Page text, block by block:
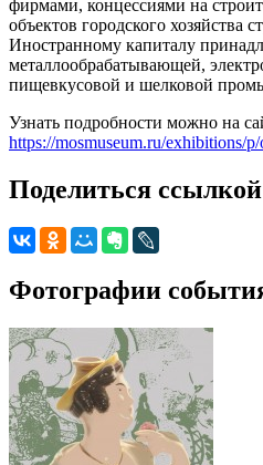
фирмами, концессиями на
объектов городского хозяйства
Иностранному капиталу
металлообрабатывающей,
пищевкусовой и шелковой
Узнать подробности можно на
https://mosmuseum.ru/exhibitions/
Поделиться ссылкой
Фотографии